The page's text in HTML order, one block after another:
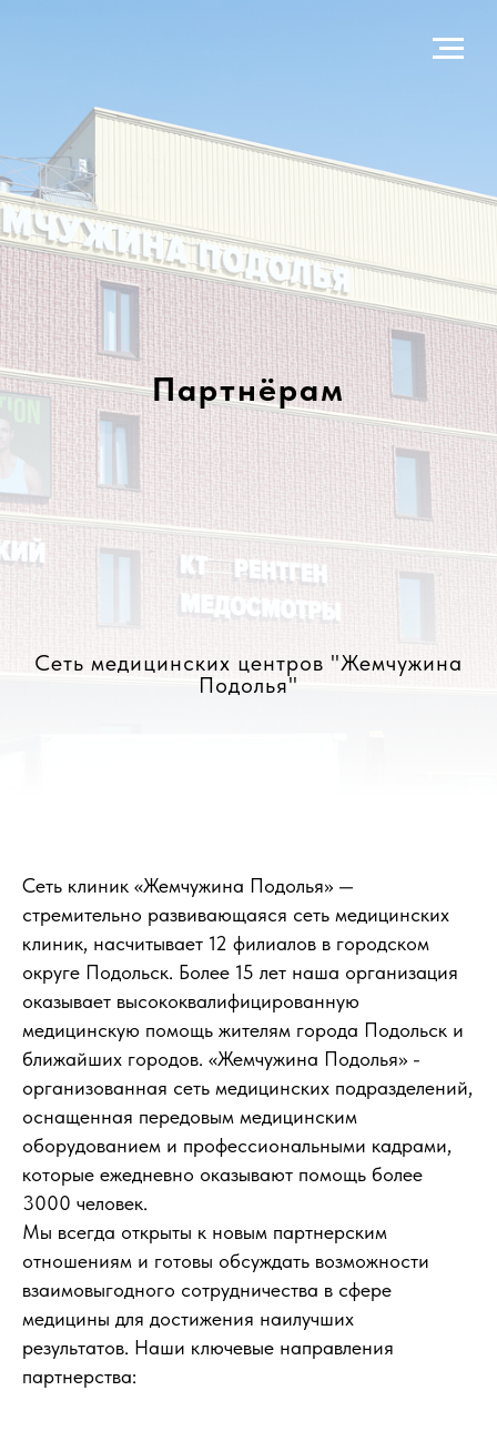
Партнёрам
Сеть медицинских центров "Жемчужина
Подолья"
Сеть клиник «Жемчужина Подолья» —
стремительно развивающаяся сеть медицинских
клиник, насчитывает 12 филиалов в городском
округе Подольск. Более 15 лет наша организация
оказывает высококвалифицированную
медицинскую помощь жителям города Подольск и
ближайших городов. «Жемчужина Подолья» -
организованная сеть медицинских подразделений,
оснащенная передовым медицинским
оборудованием и профессиональными кадрами,
которые ежедневно оказывают помощь более
3000 человек.
Мы всегда открыты к новым партнерским
отношениям и готовы обсуждать возможности
взаимовыгодного сотрудничества в сфере
медицины для достижения наилучших
результатов. Наши ключевые направления
партнерства: